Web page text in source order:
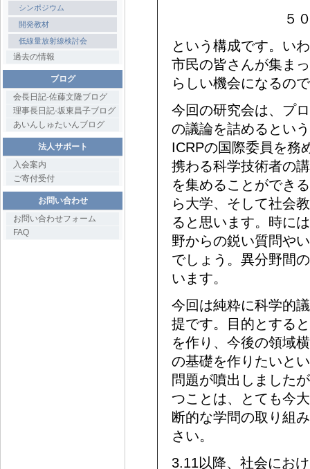
シンポジウム
開発教材
低線量放射線検討会
過去の情報
ブログ
会長日記-佐藤文隆ブログ
理事長日記-坂東昌子ブログ
あいんしゅたいんブログ
法人サポート
入会案内
ご寄付受付
お問い合わせ
お問い合わせフォーム
FAQ
５
という構成です。い
市民の皆さんが集ま
らしい機会になるの
今回の研究会は、プ
の議論を詰めるとい
ICRPの国際委員を務
携わる科学技術者の
を集めることができ
ら大学、そして社会
ると思います。時に
野からの鋭い質問や
でしょう。異分野間
います。
今回は純粋に科学的
提です。目的とする
を作り、今後の領域
の基礎を作りたいと
問題が噴出しました
つことは、とても今
断的な学問の取り組
さい。
3.11以降、社会にお